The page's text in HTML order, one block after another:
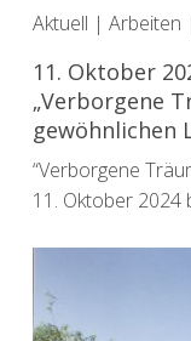
Aktuell | Arbeiten
11. Oktober
„Verborgene
gewöhnlichen
“Verborgene
11. Oktober 2024